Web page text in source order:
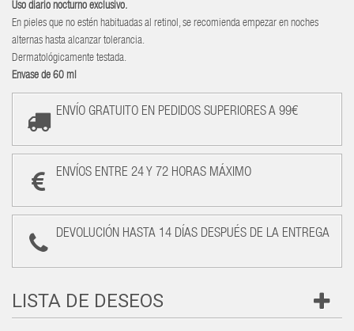
Uso diario nocturno exclusivo.
En pieles que no estén habituadas al retinol, se recomienda empezar en noches
alternas hasta alcanzar tolerancia.
Dermatológicamente testada.
Envase de 60 ml
ENVÍO GRATUITO EN PEDIDOS SUPERIORES A 99€
ENVÍOS ENTRE 24 Y 72 HORAS MÁXIMO
DEVOLUCIÓN HASTA 14 DÍAS DESPUÉS DE LA ENTREGA
LISTA DE DESEOS